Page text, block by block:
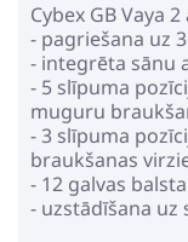
Cybex GB Vaya
- pagriešana uz
- integrēta sānu
- 5 slīpuma
muguru
- 3 slīpuma
braukšanas
- 12 galvas
- uzstādīšana uz